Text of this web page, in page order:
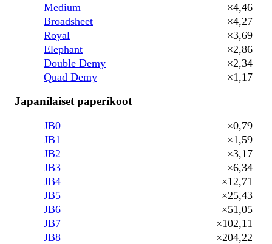
Medium
×4,46
Broadsheet
×4,27
Royal
×3,69
Elephant
×2,86
Double Demy
×2,34
Quad Demy
×1,17
Japanilaiset paperikoot
JB0
×0,79
JB1
×1,59
JB2
×3,17
JB3
×6,34
JB4
×12,71
JB5
×25,43
JB6
×51,05
JB7
×102,11
JB8
×204,22